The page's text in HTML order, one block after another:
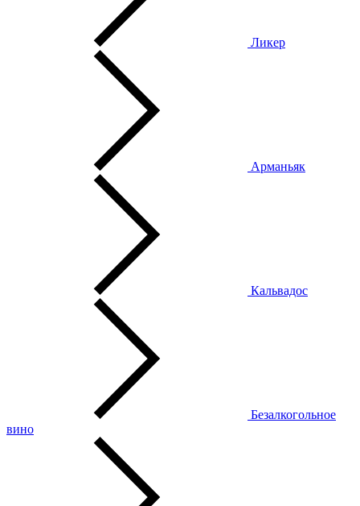
Ликер
Арманьяк
Кальвадос
Безалкогольное
вино